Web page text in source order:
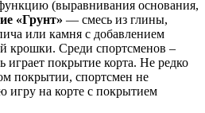
(выравнивания основания,
«Грунт» — смесь из глины,
или камня с добавлением
крошки. Среди спортсменов –
играет покрытие корта. Не редко
покрытии, спортсмен не
игру на корте с покрытием